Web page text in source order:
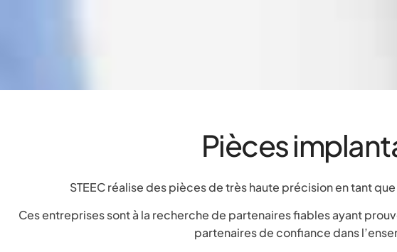
Pièces
STEEC réalise des pièces de très haute précision en tant
Ces entreprises sont à la recherche de partenaires fiables ayant
partenaires de confiance dans